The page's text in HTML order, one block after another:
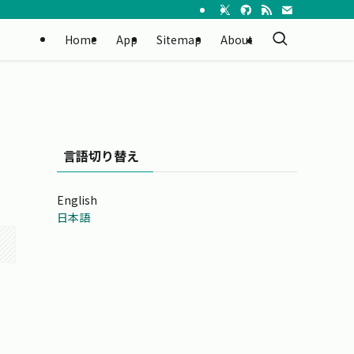
Home App Sitemap About
言語切り替え
English
日本語